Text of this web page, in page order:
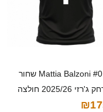
ילדים Mattia Balzoni #0 שחור
לבן הרחק ג'רזי 2025/26 חולצה